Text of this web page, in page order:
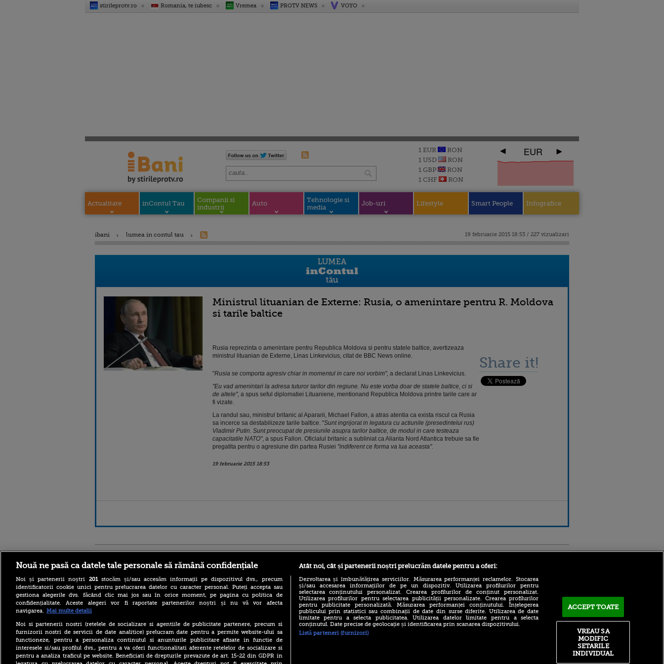
stirileprotv.ro Romania, te iubesc Vremea PROTV NEWS VOYO
1 EUR
RON
1 USD
RON
1 GBP
RON
1 CHF
RON
EUR
Actualitate inContul Tau
Companii si
industrii
Auto
Tehnologie si
media
Job-uri Lifestyle Smart People Infografice
ibani lumea in contul tau 19 februarie 2015 18:53 / 227 vizualizari
Ministrul lituanian de Externe: Rusia, o amenintare pentru R. Moldova
si tarile baltice
Rusia reprezinta o amenintare pentru Republica Moldova si pentru statele baltice, avertizeaza
ministrul lituanian de Externe, Linas Linkevicius, citat de BBC News online.
"Rusia se comporta agresiv chiar in momentul in care noi vorbim", a declarat Linas Linkevicius.
"Eu vad amenintari la adresa tuturor tarilor din regiune. Nu este vorba doar de statele baltice, ci si
de altele", a spus seful diplomatiei Lituaniene, mentionand Republica Moldova printre tarile care ar
fi vizate.
La randul sau, ministrul britanic al Apararii, Michael Fallon, a atras atentia ca exista riscul ca Rusia
sa incerce sa destabilizeze tarile baltice. "Sunt ingrijorat in legatura cu actiunile (presedintelui rus)
Vladimir Putin. Sunt preocupat de presiunile asupra tarilor baltice, de modul in care testeaza
capacitatile NATO", a spus Fallon. Oficialul britanic a subliniat ca Alianta Nord Atlantica trebuie sa fie
pregatita pentru o agresiune din partea Rusiei "indiferent ce forma va lua aceasta".
19 februarie 2015 18:53
Share it!
Se construiește cea mai
înaltă clădire din lume.
Primul zgârie-nori de 1.000
de metri. Unde este ridicat
(P) Descoperă Lumea
Evenimentelor din România
Nouă ne pasă ca datele tale personale să rămână confidențiale
Noi și partenerii noștri 201stocăm și/sau accesăm informații pe dispozitivul dvs., precum
identificatorii cookie unici pentru prelucrarea datelor cu caracter personal. Puteți accepta sau
gestiona alegerile dvs. făcând clic mai jos sau în orice moment, pe pagina cu politica de
confidențialitate. Aceste alegeri vor fi raportate partenerilor noștri și nu vă vor afecta
navigarea. Mai multe detalii
Noi si partenerii nostri (retelele de socializare si agentiile de publicitate partenere, precum si
furnizorii nostri de servicii de date analitice) prelucram date pentru a permite website-ului sa
functioneze, pentru a personaliza continutul si anunturile publicitare afisate in functie de
interesele si/sau profilul dvs., pentru a va oferi functionalitati aferente retelelor de socializare si
pentru a analiza traficul pe website. Beneficiati de drepturile prevazute de art. 15-22 din GDPR in
Atât noi, cât și partenerii noștri prelucrăm datele pentru a oferi:
Dezvoltarea și îmbunătățirea serviciilor. Măsurarea performanței reclamelor. Stocarea
și/sau accesarea informațiilor de pe un dispozitiv. Utilizarea profilurilor pentru
selectarea conținutului personalizat. Crearea profilurilor de conținut personalizat.
Utilizarea profilurilor pentru selectarea publicității personalizate. Crearea profilurilor
pentru publicitate personalizată. Măsurarea performanței conținutului. Înțelegerea
publicului prin statistici sau combinații de date din surse diferite. Utilizarea de date
limitate pentru a selecta publicitatea. Utilizarea datelor limitate pentru a selecta
conținutul. Date precise de geolocație și identificarea prin scanarea dispozitivului.
Listă parteneri (furnizori)
ACCEPT TOATE
VREAU SA
MODIFIC
SETARILE
INDIVIDUAL